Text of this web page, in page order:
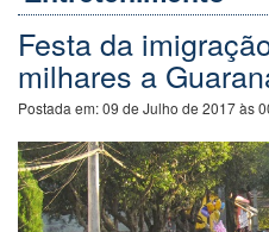
Festa da
milhares a
Postada em:09 de Julho de 2017 às